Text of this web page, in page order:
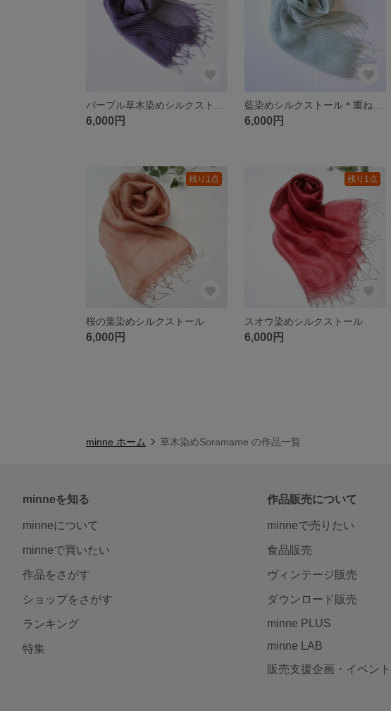
6,000円 6,000円
残り1点
桜の葉染めシルクストール
6,000円
残り1点
スオウ染めシルクストール
6,000円
minne ホーム 草木染めSoramame の作品一覧
minneを知る
minneについて
minneで買いたい
作品をさがす
ショップをさがす
ランキング
特集
作品販売について
minneで売りたい
食品販売
ヴィンテージ販売
ダウンロード販売
minne PLUS
minne LAB
販売支援企画・イベント